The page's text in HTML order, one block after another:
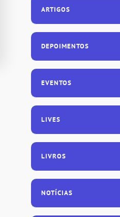
ARTIGOS
DEPOIMENTOS
EVENTOS
LIVES
LIVROS
NOTÍCIAS